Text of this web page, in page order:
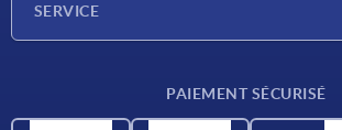
SERVICE
PAIEMENT SÉCURISÉ